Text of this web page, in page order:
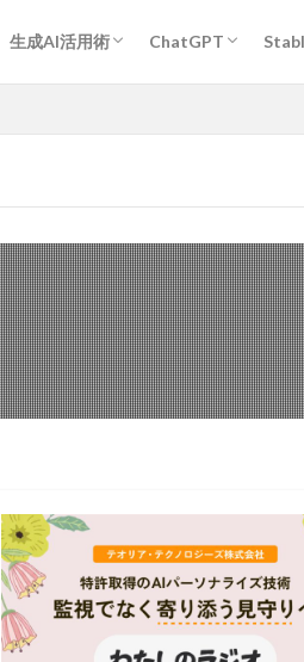
生成AI活用術 ChatGPT